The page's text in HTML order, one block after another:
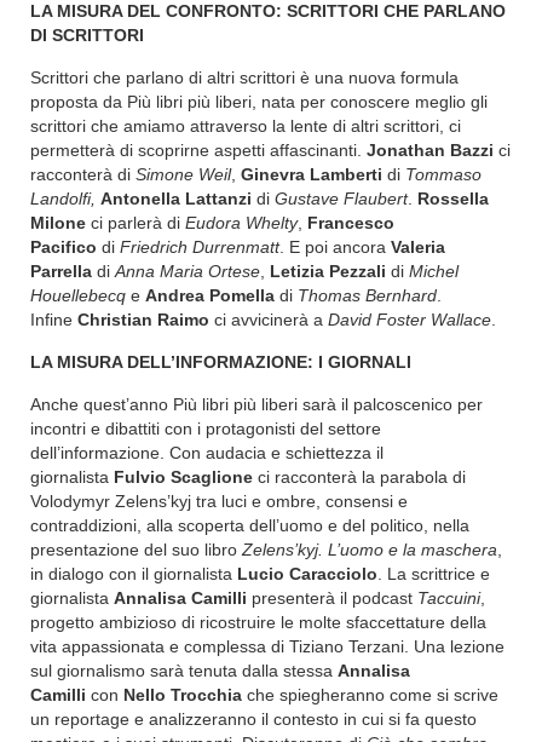
LA MISURA DEL CONFRONTO: SCRITTORI CHE PARLANO
DI SCRITTORI
Scrittori che parlano di altri scrittori è una nuova formula
proposta da Più libri più liberi, nata per conoscere meglio gli
scrittori che amiamo attraverso la lente di altri scrittori, ci
permetterà di scoprirne aspetti affascinanti. Jonathan Bazzi ci
racconterà di Simone Weil, Ginevra Lamberti di Tommaso
Landolfi, Antonella Lattanzi di Gustave Flaubert. Rossella
Milone ci parlerà di Eudora Whelty, Francesco
Pacifico di Friedrich Durrenmatt. E poi ancora Valeria
Parrella di Anna Maria Ortese Letizia Pezzali di Michel
Houellebecq e Andrea Pomella di Thomas Bernhard
Infine Christian Raimo ci avvicinerà a David Foster Wallace
LA MISURA DELL’INFORMAZIONE: I GIORNALI
Anche quest’anno Più libri più liberi sarà il palcoscenico per
incontri e dibattiti con i protagonisti del settore
dell’informazione. Con audacia e schiettezza il
giornalista Fulvio Scaglione ci racconterà la parabola di
Volodymyr Zelens’kyj tra luci e ombre, consensi e
contraddizioni, alla scoperta dell’uomo e del politico, nella
presentazione del suo libro Zelens’kyj. L’uomo e la maschera
in dialogo con il giornalista Lucio Caracciolo . La scrittrice e
giornalista Annalisa Camilli presenterà il podcast Taccuini,
progetto ambizioso di ricostruire le molte sfaccettature della
vita appassionata e complessa di Tiziano Terzani. Una lezione
sul giornalismo sarà tenuta dalla stessa Annalisa
Camilli con Nello Trocchia che spiegheranno come si scrive
un reportage e analizzeranno il contesto in cui si fa questo